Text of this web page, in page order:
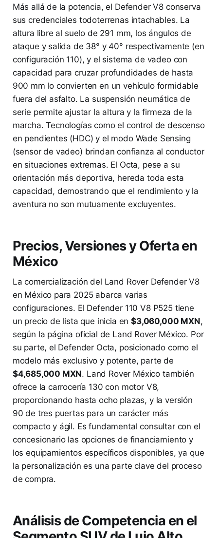
Más allá de la potencia, el Defender V8 conserva
sus credenciales todoterrenas intachables. La
altura libre al suelo de 291 mm, los ángulos de
ataque y salida de 38° y 40° respectivamente (en
configuración 110), y el sistema de vadeo con
capacidad para cruzar profundidades de hasta
900 mm lo convierten en un vehículo formidable
fuera del asfalto. La suspensión neumática de
serie permite ajustar la altura y la firmeza de la
marcha. Tecnologías como el control de descenso
en pendientes (HDC) y el modo Wade Sensing
(sensor de vadeo) brindan confianza al conductor
en situaciones extremas. El Octa, pese a su
orientación más deportiva, hereda toda esta
capacidad, demostrando que el rendimiento y la
aventura no son mutuamente excluyentes.
Precios, Versiones y Oferta en
México
La comercialización del Land Rover Defender V8
en México para 2025 abarca varias
configuraciones. El Defender 110 V8 P525 tiene
un precio de lista que inicia en$3,060,000 MXN,
según la página oficial de Land Rover México. Por
su parte, el Defender Octa, posicionado como el
modelo más exclusivo y potente, parte de
$4,685,000 MXN. Land Rover México también
ofrece la carrocería 130 con motor V8,
proporcionando hasta ocho plazas, y la versión
90 de tres puertas para un carácter más
compacto y ágil. Es fundamental consultar con el
concesionario las opciones de financiamiento y
los equipamientos específicos disponibles, ya que
la personalización es una parte clave del proceso
de compra.
Análisis de Competencia en el